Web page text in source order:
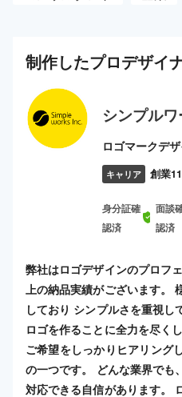
制作したプロデザイ
シンプル
ロゴマークデ
キャリア 創業
身分証確
認済
面談
認済
弊社はロゴデザインのプロフ
上の納品実績がございます。
しており シンプルさを重視し
ロゴを作ることに全力を尽く
ご希望をしっかりヒアリング
の一つです。 どんな業界でも
対応できる自信があります。